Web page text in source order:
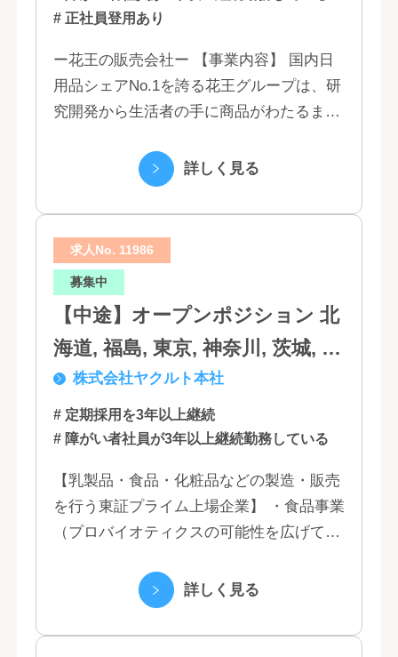
# 正社員登用あり
ー花王の販売会社ー 【事業内容】 国内日
用品シェアNo.1を誇る花王グループは、研
究開発から生活者の手に商品がわたるまで
で、情報のスピード、質、量ともに他社に
詳しく見る
求人No. 11986
募集中
【中途】オープンポジション 北
海道, 福島, 東京, 神奈川, 茨城, 静
岡, 大阪, 兵庫, 福岡, 佐賀
株式会社ヤクルト本社
# 定期採用を3年以上継続
# 障がい者社員が3年以上継続勤務している
【乳製品・食品・化粧品などの製造・販売
を行う東証プライム上場企業】 ・食品事業
（プロバイオティクスの可能性を広げてい
る優れた機能性飲料） ・国際事業（40の
詳しく見る